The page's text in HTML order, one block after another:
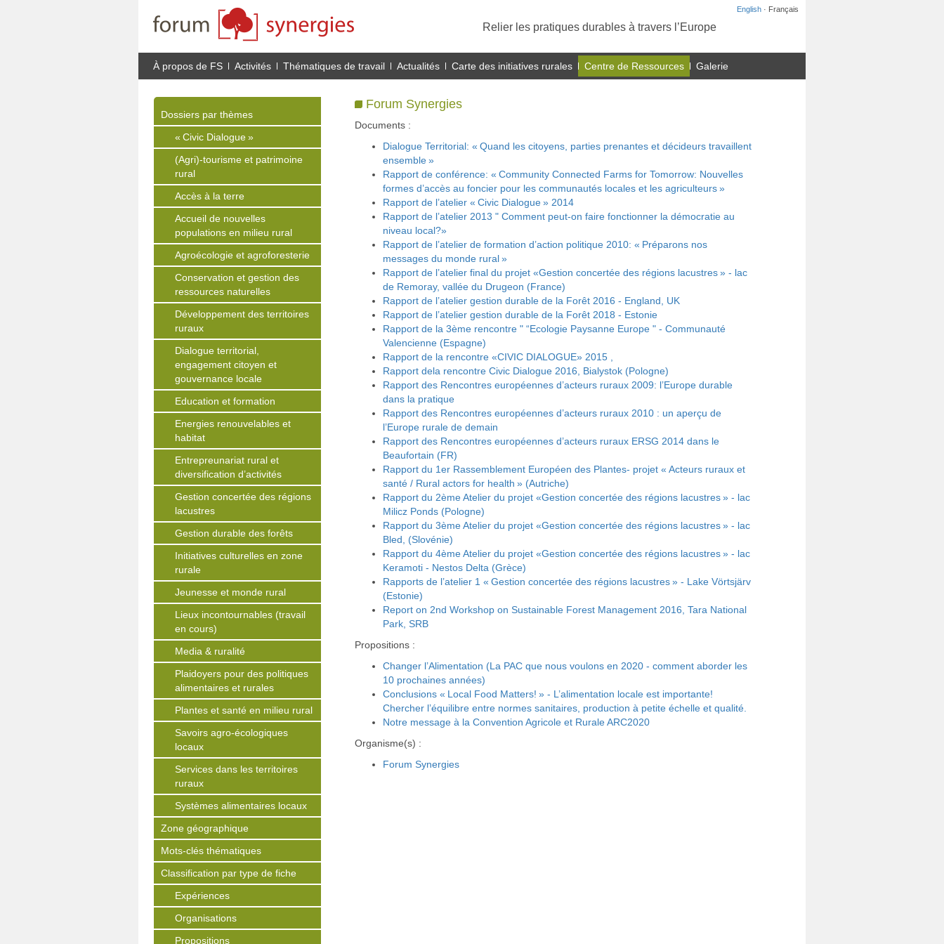
English · Français
Relier les pratiques durables à travers l’Europe
À propos de FS Activités Thématiques de travail Actualités Carte des initiatives rurales Centre de Ressources Galerie
Dossiers par thèmes
« Civic Dialogue »
(Agri)-tourisme et patrimoine
rural
Accès à la terre
Accueil de nouvelles
populations en milieu rural
Agroécologie et agroforesterie
Conservation et gestion des
ressources naturelles
Développement des territoires
ruraux
Dialogue territorial,
engagement citoyen et
gouvernance locale
Education et formation
Energies renouvelables et
habitat
Entrepreunariat rural et
diversification d’activités
Gestion concertée des régions
lacustres
Gestion durable des forêts
Initiatives culturelles en zone
rurale
Jeunesse et monde rural
Lieux incontournables (travail
en cours)
Media & ruralité
Plaidoyers pour des politiques
alimentaires et rurales
Plantes et santé en milieu rural
Savoirs agro-écologiques
locaux
Services dans les territoires
ruraux
Systèmes alimentaires locaux
Zone géographique
Mots-clés thématiques
Classification par type de fiche
Expériences
Organisations
Propositions
Forum Synergies
Documents :
Dialogue Territorial: « Quand les citoyens, parties prenantes et décideurs travaillent
ensemble »
Rapport de conférence: « Community Connected Farms for Tomorrow: Nouvelles
formes d’accès au foncier pour les communautés locales et les agriculteurs »
Rapport de l’atelier « Civic Dialogue » 2014
Rapport de l’atelier 2013 " Comment peut-on faire fonctionner la démocratie au
niveau local?»
Rapport de l’atelier de formation d’action politique 2010: « Préparons nos
messages du monde rural »
Rapport de l’atelier final du projet «Gestion concertée des régions lacustres » - lac
de Remoray, vallée du Drugeon (France)
Rapport de l’atelier gestion durable de la Forêt 2016 - England, UK
Rapport de l’atelier gestion durable de la Forêt 2018 - Estonie
Rapport de la 3ème rencontre " “Ecologie Paysanne Europe " - Communauté
Valencienne (Espagne)
Rapport de la rencontre «CIVIC DIALOGUE» 2015 ,
Rapport dela rencontre Civic Dialogue 2016, Bialystok (Pologne)
Rapport des Rencontres européennes d’acteurs ruraux 2009: l’Europe durable
dans la pratique
Rapport des Rencontres européennes d’acteurs ruraux 2010 : un aperçu de
l’Europe rurale de demain
Rapport des Rencontres européennes d’acteurs ruraux ERSG 2014 dans le
Beaufortain (FR)
Rapport du 1er Rassemblement Européen des Plantes- projet « Acteurs ruraux et
santé / Rural actors for health » (Autriche)
Rapport du 2ème Atelier du projet «Gestion concertée des régions lacustres » - lac
Milicz Ponds (Pologne)
Rapport du 3ème Atelier du projet «Gestion concertée des régions lacustres » - lac
Bled, (Slovénie)
Rapport du 4ème Atelier du projet «Gestion concertée des régions lacustres » - lac
Keramoti - Nestos Delta (Grèce)
Rapports de l’atelier 1 « Gestion concertée des régions lacustres » - Lake Vörtsjärv
(Estonie)
Report on 2nd Workshop on Sustainable Forest Management 2016, Tara National
Park, SRB
Propositions :
Changer l’Alimentation (La PAC que nous voulons en 2020 - comment aborder les
10 prochaines années)
Conclusions « Local Food Matters! » - L’alimentation locale est importante!
Chercher l’équilibre entre normes sanitaires, production à petite échelle et qualité.
Notre message à la Convention Agricole et Rurale ARC2020
Organisme(s) :
Forum Synergies